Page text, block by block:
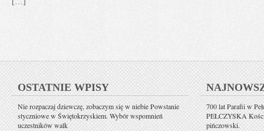
OSTATNIE WPISY
Nie rozpaczaj dziewczę, zobaczym się w niebie Powstanie
styczniowe w Świętokrzyskiem. Wybór wspomnień
uczestników walk
700 lat Parafii w
PEŁCZYSKA
pińczowski.